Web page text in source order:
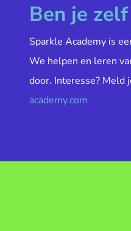
Ben je
Sparkle Academy is
We helpen en leren
door. Interesse? Meld
academy.com